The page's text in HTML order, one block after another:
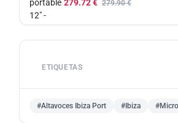
279.72 € 279.90 €
ETIQUETAS
#Altavoces Ibiza Port #Ibiza